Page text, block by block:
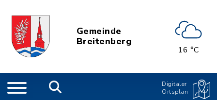
Gemeinde
Breitenberg
16 °C
Digitaler
Ortsplan